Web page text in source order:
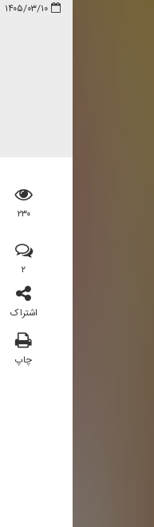
۱۴۰۵/۰۳/۱۰
۲۳۰
۲
اشتراک
چاپ